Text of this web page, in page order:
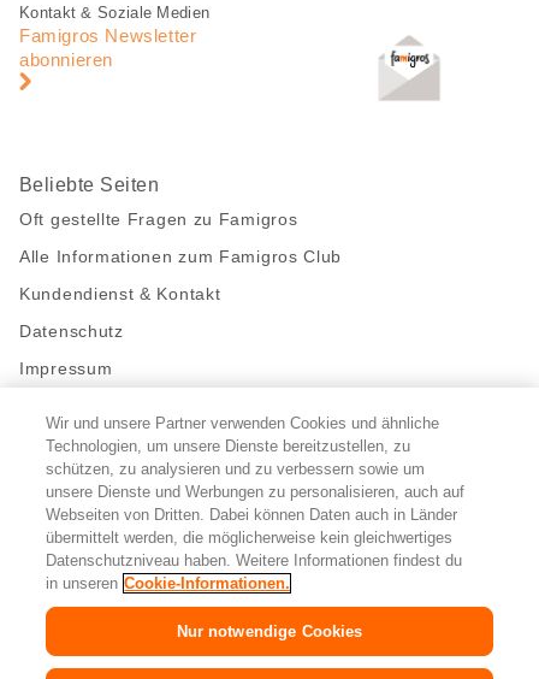
Fusszeile
Fusszeile
Navigation
Kontakt & Soziale Medien
Famigros Newsletter
abonnieren
Beliebte Seiten
Oft gestellte Fragen zu Famigros
Alle Informationen zum Famigros Club
Kundendienst & Kontakt
Datenschutz
Impressum
Bleibe mit uns in Kontakt
Facebook
https://twitter.com/migros
https://www.youtube.com/user/
PinterestInstagram
Cookie-Einstellungen
FR IT
Wir und unsere Partner verwenden Cookies und ähnliche
Technologien, um unsere Dienste bereitzustellen, zu
schützen, zu analysieren und zu verbessern sowie um
unsere Dienste und Werbungen zu personalisieren, auch auf
Webseiten von Dritten. Dabei können Daten auch in Länder
übermittelt werden, die möglicherweise kein gleichwertiges
Datenschutzniveau haben. Weitere Informationen findest du
in unseren Cookie-Informationen.
Nur notwendige Cookies